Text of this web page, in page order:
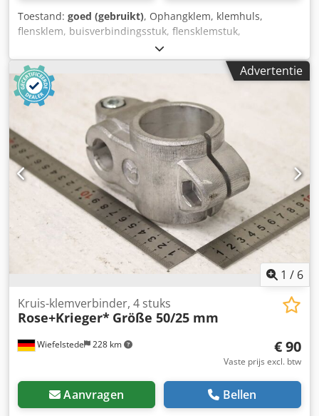
Toestand: goed (gebruikt), Ophangklem, klemhuls,
flensklem, buisverbindingsstuk, flensklemstuk,
kruisklemstuk, kruisklemverbinder, kruisklem,
voetklemhouder -Fabrikant: Ganter, voetklemhouder,
aluminium -Type: GN 473 B20 -Aantal: 28 houders op
voorraad -Prijs: per stuk, minimale afname 2 stuks -
Afmetingen: 50/44/H35 mm -Gewicht: 0,076 kg/stuk
Csdpfjznu Snex Ahaeha
Advertentie
1 / 6
Wiefelstede 228 km
Kruis-klemverbinder, 4 stuks
Rose+Krieger* Größe 50/25 mm
€ 90
Vaste prijs excl. btw
Aanvragen Bellen